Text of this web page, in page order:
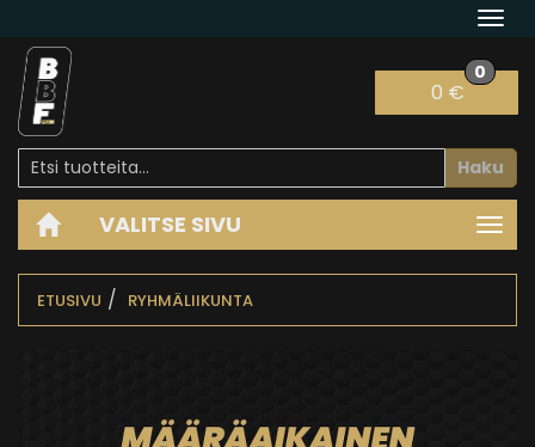
0 €
0
Haku
VALITSE SIVU
ETUSIVU RYHMÄLIIKUNTA